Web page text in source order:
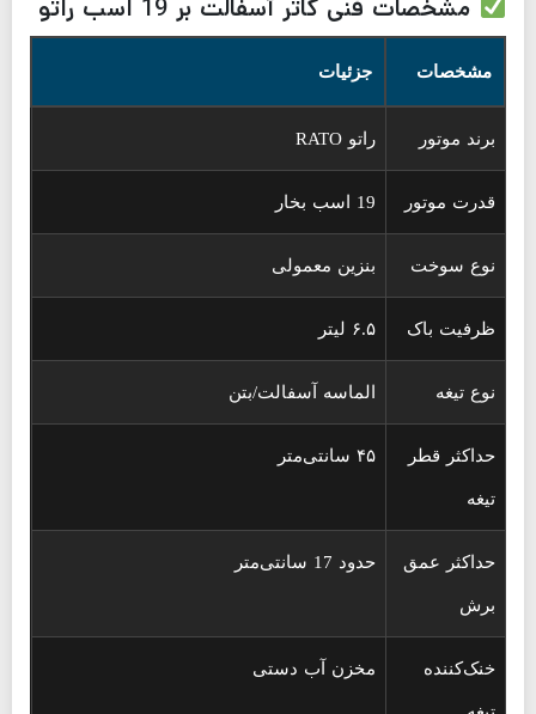
مشخصات فنی کاتر آسفالت بر 19 اسب راتو
مشخصات جزئیات
برند موتور راتو RATO
قدرت موتور 19 اسب بخار
نوع سوخت بنزین معمولی
ظرفیت باک ۶.۵ لیتر
نوع تیغه الماسه آسفالت/بتن
حداکثر قطر
تیغه
۴۵ سانتی‌متر
حداکثر عمق
برش
حدود 17 سانتی‌متر
خنک‌کننده مخزن آب دستی